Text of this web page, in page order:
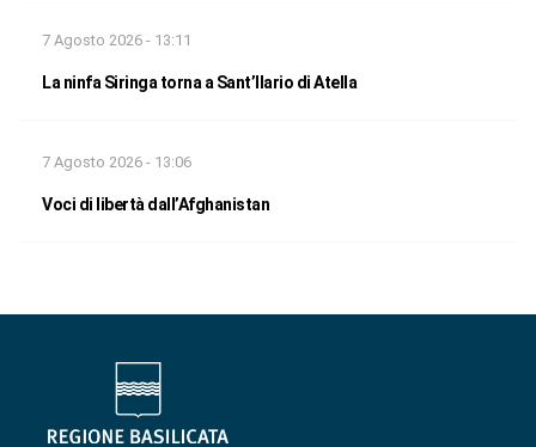
7 Agosto 2026 - 13:11
La ninfa Siringa torna a Sant’Ilario di Atella
7 Agosto 2026 - 13:06
Voci di libertà dall’Afghanistan